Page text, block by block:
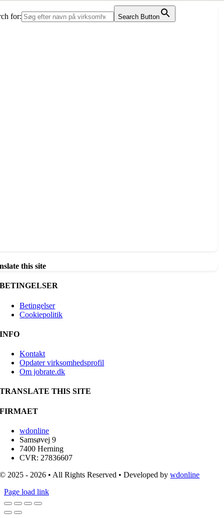
for: Search Button
this site
BETINGELSER
Betingelser
Cookiepolitik
INFO
Kontakt
Opdater virksomhedsprofil
Om jobrate.dk
TRANSLATE THIS SITE
FIRMAET
wdonline
Samsøvej 9
7400 Herning
CVR: 27836607
© 2025 - 2026 • All Rights Reserved • Developed bywdonline
Page load link